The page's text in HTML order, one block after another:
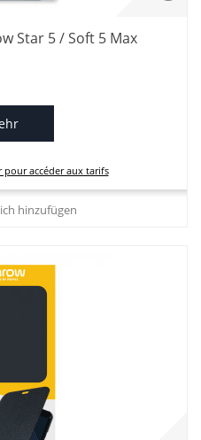
Star 5 / Soft 5 Max
accéder aux tarifs
hinzufügen